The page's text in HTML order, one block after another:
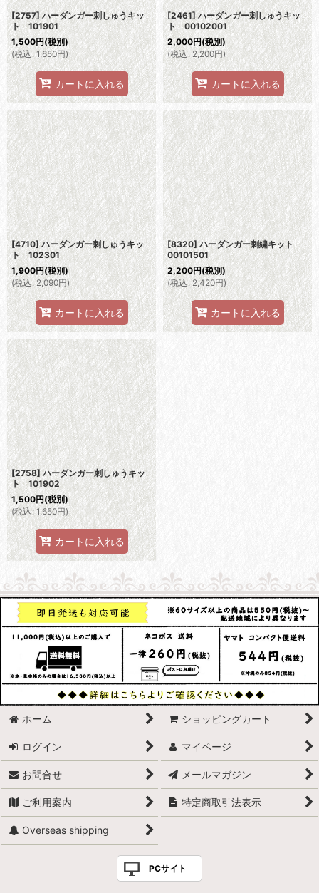
[2757] ハーダンガー刺しゅうキッ
ト 101901
1,500円(税別)
(税込: 1,650円)
カートに入れる
[2461] ハーダンガー刺しゅうキッ
ト 00102001
2,000円(税別)
(税込: 2,200円)
カートに入れる
[4710] ハーダンガー刺しゅうキッ
ト 102301
1,900円(税別)
(税込: 2,090円)
カートに入れる
[8320] ハーダンガー刺繍キット
00101501
2,200円(税別)
(税込: 2,420円)
カートに入れる
[2758] ハーダンガー刺しゅうキッ
ト 101902
1,500円(税別)
(税込: 1,650円)
カートに入れる
ホーム ショッピングカート
ログイン マイページ
お問合せ メールマガジン
ご利用案内 特定商取引法表示
Overseas shipping
PCサイト